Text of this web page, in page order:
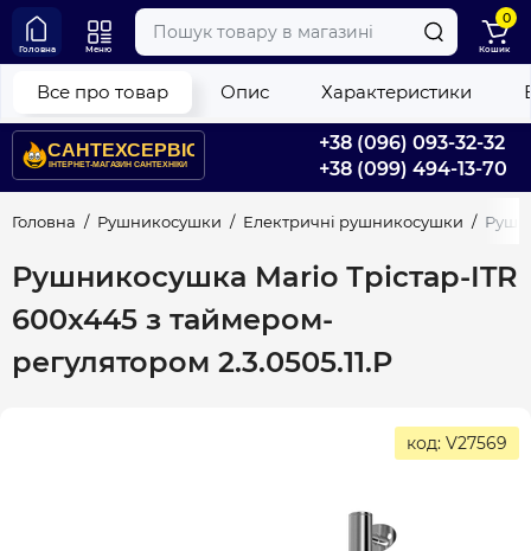
+38 (096) 093-32-32
+38 (099) 494-13-70
Головна Меню
0
Кошик
Головна Рушникосушки Електричні рушникосушки
Рушникосушка Mario Трістар-ITR
600x445 з таймером-
регулятором 2.3.0505.11.P
Все про товар Опис Характеристики
код: V27569